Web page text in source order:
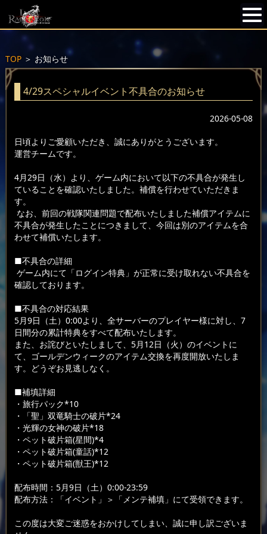
TOP＞ お知らせ
4/29スペシャルイベント不具合のお知らせ
2026-05-08
日頃よりご愛顧いただき、誠にありがとうございます。
運営チームです。
4月29日（水）より、ゲーム内において以下の不具合が発生し
ていることを確認いたしました。補償を行わせていただきま
す。
なお、前回の戦隊関連問題で配布いたしました補償アイテムに
不具合が発生したことにつきまして、今回は別のアイテムを合
わせて補償いたします。
■不具合の詳細
ゲーム内にて「ログイン特典」が正常に受け取れない不具合を
確認しております。
■不具合の対応結果
5月9日（土）0:00より、全サーバーのプレイヤー様に対し、7
日間分の累計特典をすべて配布いたします。
また、お詫びといたしまして、5月12日（火）のイベントに
て、ゴールデンウィークのアイテム交換を再度開放いたしま
す。どうぞお見逃しなく。
■補填詳細
・旅行パック*10
・「聖」双竜騎士の破片*24
・光輝の女神の破片*18
・ペット破片箱(星間)*4
・ペット破片箱(童話)*12
・ペット破片箱(獣王)*12
配布時間：5月9日（土）0:00-23:59
配布方法：「イベント」＞「メンテ補填」にて受領できます。
この度は大変ご迷惑をおかけしてしまい、誠に申し訳ございま